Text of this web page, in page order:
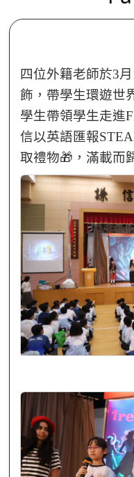
四位外籍老師於3
飾，帶學生環遊世
學生帶領學生走進
信以英語匯報
取禮物🎁，滿載而